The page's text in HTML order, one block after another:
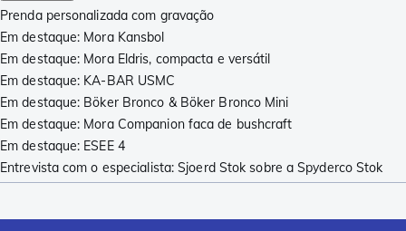
Prenda personalizada com gravação
Em destaque: Mora Kansbol
Em destaque: Mora Eldris, compacta e versátil
Em destaque: KA-BAR USMC
Em destaque: Böker Bronco & Böker Bronco Mini
Em destaque: Mora Companion faca de bushcraft
Em destaque: ESEE 4
Entrevista com o especialista: Sjoerd Stok sobre a Spyderco Stok